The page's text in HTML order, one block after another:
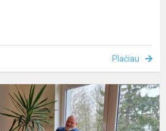
Plačiau